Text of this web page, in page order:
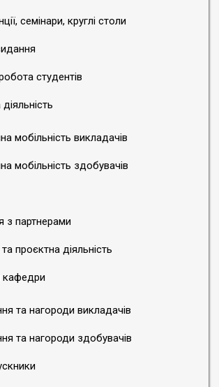
семінари, круглі столи
студентів
мобільність викладачів
мобільність здобувачів
з партнерами
проєктна діяльність
кафедри
та нагороди викладачів
та нагороди здобувачів